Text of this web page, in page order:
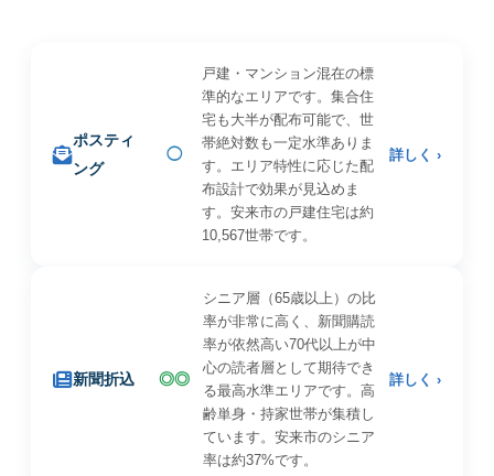
ポスティ
ング
◯
戸建・マンション混在の標
準的なエリアです。集合住
宅も大半が配布可能で、世
帯絶対数も一定水準ありま
す。エリア特性に応じた配
布設計で効果が見込めま
す。安来市の戸建住宅は約
10,567世帯です。
詳しく ›
新聞折込 ◎◎
シニア層（65歳以上）の比
率が非常に高く、新聞購読
率が依然高い70代以上が中
心の読者層として期待でき
る最高水準エリアです。高
齢単身・持家世帯が集積し
ています。安来市のシニア
率は約37%です。
詳しく ›